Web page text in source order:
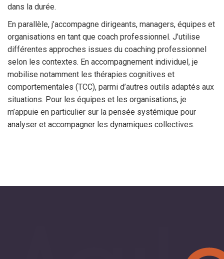
dans la durée.
En parallèle, j’accompagne dirigeants, managers, équipes et
organisations en tant que coach professionnel. J’utilise
différentes approches issues du coaching professionnel
selon les contextes. En accompagnement individuel, je
mobilise notamment les thérapies cognitives et
comportementales (TCC), parmi d’autres outils adaptés aux
situations. Pour les équipes et les organisations, je
m’appuie en particulier sur la pensée systémique pour
analyser et accompagner les dynamiques collectives.